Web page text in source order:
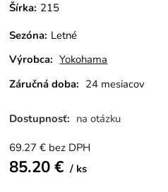
Šírka: 215
Sezóna: Letné
Výrobca: Yokohama
Záručná doba: 24 mesiacov
Dostupnosť: na otázku
69.27 € bez DPH
85.20€ ks